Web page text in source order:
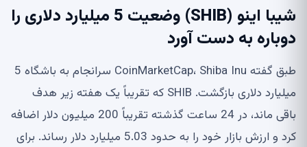
شیبا اینو (SHIB) وضعیت 5 میلیارد دلاری را
دوباره به دست آورد
طبق گفته CoinMarketCap، Shiba Inu سرانجام به باشگاه 5
میلیارد دلاری بازگشت. SHIB که تقریباً یک هفته زیر هدف
باقی ماند، در 24 ساعت گذشته تقریباً 200 میلیون دلار اضافه
کرد و ارزش بازار خود را به حدود 5.03 میلیارد دلار رساند. برای